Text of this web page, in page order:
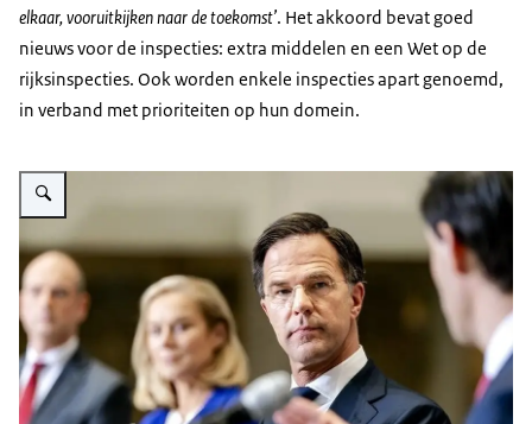
elkaar, vooruitkijken naar de toekomst’. Het akkoord bevat goed
nieuws voor de inspecties: extra middelen en een Wet op de
rijksinspecties. Ook worden enkele inspecties apart genoemd,
in verband met prioriteiten op hun domein.
Vergroot afbeelding foto van de fractievoorzitters Segers, Kaag, Rutte en